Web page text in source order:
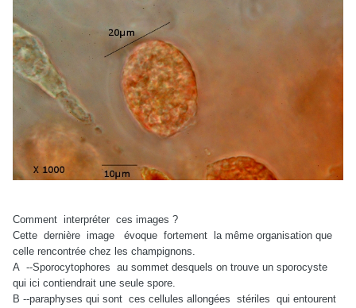
Comment interpréter ces images ?
Cette dernière image évoque fortement la même organisation que
celle rencontrée chez les champignons.
A --Sporocytophores au sommet desquels on trouve un sporocyste
qui ici contiendrait une seule spore.
B --paraphyses qui sont ces cellules allongées stériles qui entourent